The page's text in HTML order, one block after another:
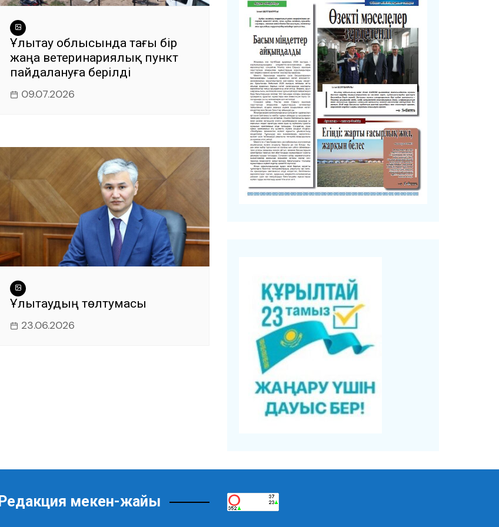
Ұлытау облысында тағы бір
жаңа ветеринариялық пункт
пайдалануға берілді
09.07.2026
Ұлытаудың төлтумасы
23.06.2026
Редакция мекен-жайы